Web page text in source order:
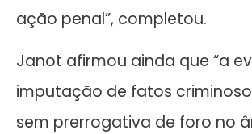
ação penal”, completou.
Janot afirmou ainda que “a
imputação de fatos
sem prerrogativa de foro no